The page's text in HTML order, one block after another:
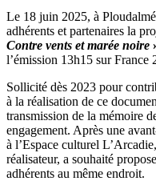
Le 18 juin 2025, à
adhérents et partenaires la
Contre vents et marée noire
l’émission 13h15 sur France
Sollicité dès 2023 pour
à la réalisation de ce
transmission de la mémoire
engagement. Après une
à l’Espace culturel
réalisateur, a souhaité
adhérents au même endroit.